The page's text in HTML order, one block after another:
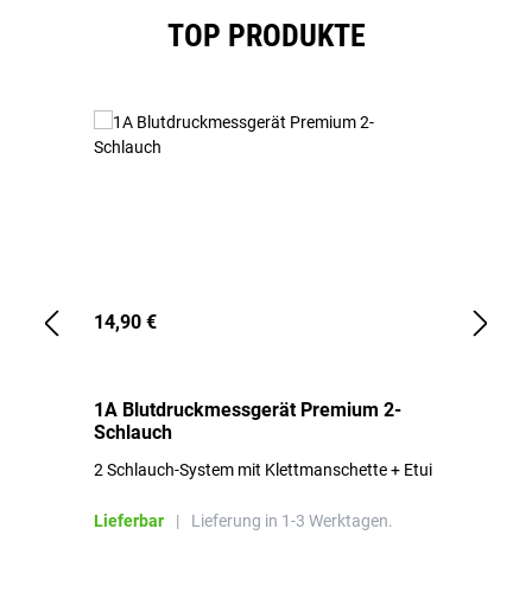
TOP PRODUKTE
14,90 €
1A Blutdruckmessgerät Premium 2-
Schlauch
2 Schlauch-System mit Klettmanschette + Etui
Lieferbar | Lieferung in 1-3 Werktagen.